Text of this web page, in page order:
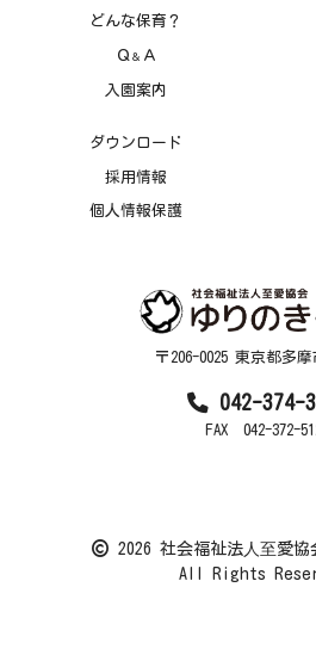
どんな保育？
Ｑ ＆ Ａ
入園案内
ダウンロード
採用情報
個人情報保護
〒206-0025 東京都多
042-374-
FAX 042-372-
2026 社会福祉法⼈⾄愛協
All Rights